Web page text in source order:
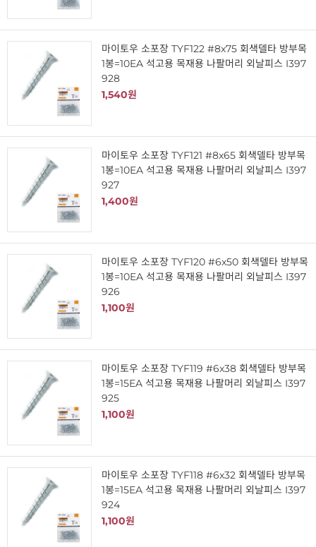
마이토우 소포장 TYF122 #8x75 회색델타 방부목
1봉=10EA 석고용 목재용 나팔머리 외날피스 I397
928
1,540원
마이토우 소포장 TYF121 #8x65 회색델타 방부목
1봉=10EA 석고용 목재용 나팔머리 외날피스 I397
927
1,400원
마이토우 소포장 TYF120 #6x50 회색델타 방부목
1봉=10EA 석고용 목재용 나팔머리 외날피스 I397
926
1,100원
마이토우 소포장 TYF119 #6x38 회색델타 방부목
1봉=15EA 석고용 목재용 나팔머리 외날피스 I397
925
1,100원
마이토우 소포장 TYF118 #6x32 회색델타 방부목
1봉=15EA 석고용 목재용 나팔머리 외날피스 I397
924
1,100원